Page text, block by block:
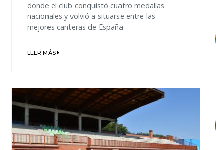
donde el club conquistó cuatro medallas
nacionales y volvió a situarse entre las
mejores canteras de España.
LEER MÁS